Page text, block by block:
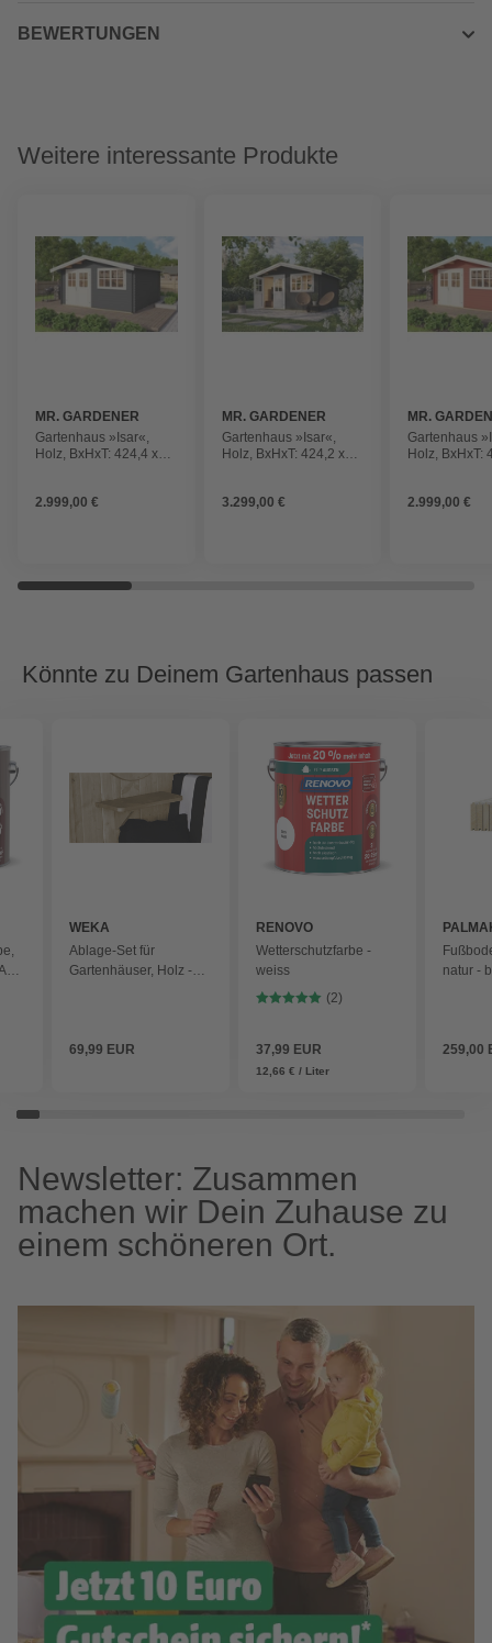
BEWERTUNGEN
Weitere interessante Produkte
MR. GARDENER
Gartenhaus »Isar«,
Holz, BxHxT: 424,4 x
2.999,00 €
MR. GARDENER
Gartenhaus »Isar«,
Holz, BxHxT: 424,2 x
3.299,00 €
MR.
Gartenhaus
Holz, BxHxT:
2.999,00 €
Könnte zu Deinem Gartenhaus passen
WEKA
Ablage-Set für
Gartenhäuser, Holz -
69,99 EUR
RENOVO
Wetterschutzfarbe -
weiss
(2)
37,99 EUR
12,66 € / Liter
natur -
259,00
Newsletter: Zusammen
machen wir Dein Zuhause zu
einem schöneren Ort.